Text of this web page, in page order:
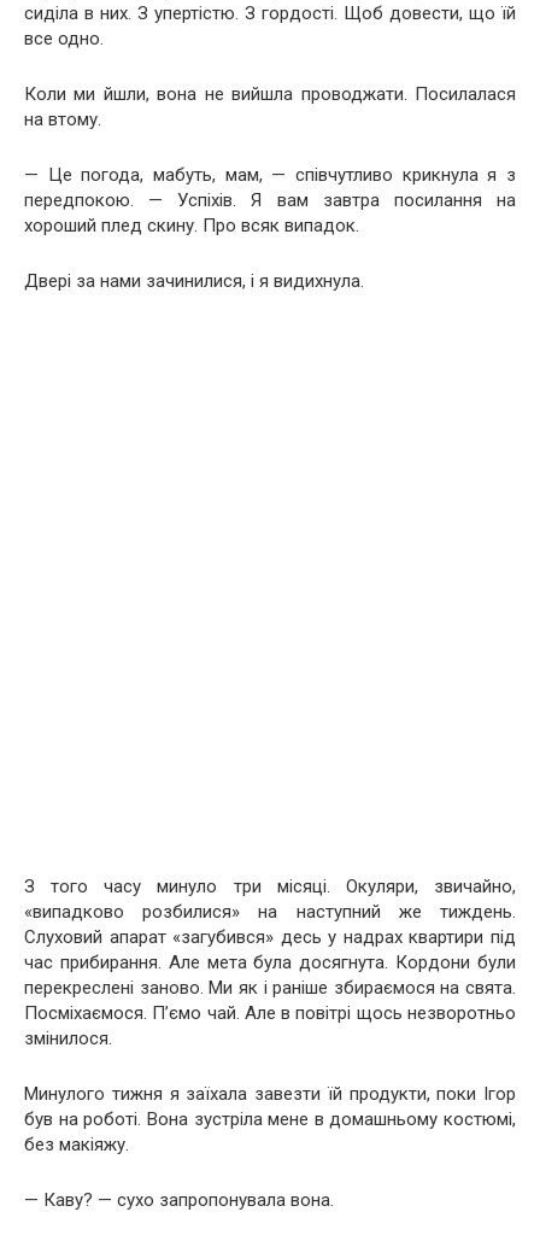
сиділа в них. З упертістю. З гордості. Щоб довести, що їй
все одно.
Коли ми йшли, вона не вийшла проводжати. Посилалася
на втому.
— Це погода, мабуть, мам, — співчутливо крикнула я з
передпокою. — Успіхів. Я вам завтра посилання на
хороший плед скину. Про всяк випадок.
Двері за нами зачинилися, і я видихнула.
З того часу минуло три місяці. Окуляри, звичайно,
«випадково розбилися» на наступний же тиждень.
Слуховий апарат «загубився» десь у надрах квартири під
час прибирання. Але мета була досягнута. Кордони були
перекреслені заново. Ми як і раніше збираємося на свята.
Посміхаємося. П’ємо чай. Але в повітрі щось незворотньо
змінилося.
Минулого тижня я заїхала завезти їй продукти, поки Ігор
був на роботі. Вона зустріла мене в домашньому костюмі,
без макіяжу.
— Каву? — сухо запропонувала вона.